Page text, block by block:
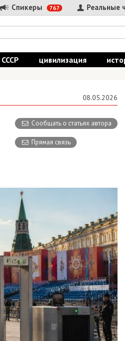
Спикеры 767 Реальные
СССР цивилизация
08.05.2026
Сообщать о статьях автора
Прямая связь